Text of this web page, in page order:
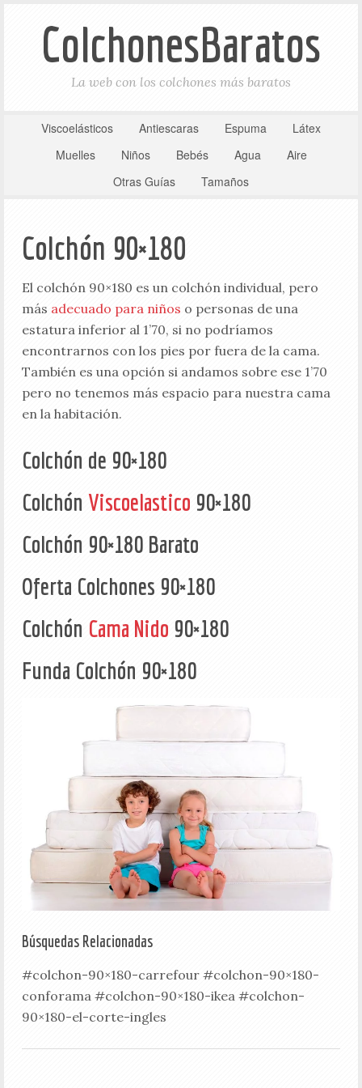
ColchonesBaratos
La web con los colchones más baratos
Viscoelásticos Antiescaras Espuma
Látex
Muelles
Niños Bebés Agua
Aire
Otras Guías
Tamaños
Colchón 90×180
El colchón 90×180 es un colchón individual, pero
más adecuado para niños o personas de una
estatura inferior al 1’70, si no podríamos
encontrarnos con los pies por fuera de la cama.
También es una opción si andamos sobre ese 1’70
pero no tenemos más espacio para nuestra cama
en la habitación.
Colchón de 90×180
Colchón Viscoelastico 90×180
Colchón 90×180 Barato
Oferta Colchones 90×180
Colchón Cama Nido 90×180
Funda Colchón 90×180
Búsquedas Relacionadas
#colchon-90×180-carrefour #colchon-90×180-
conforama #colchon-90×180-ikea #colchon-
90×180-el-corte-ingles